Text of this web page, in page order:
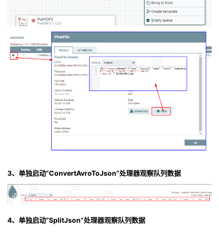
3、单独启动“ConvertAvroToJson”处理器观察队列数据
4、单独启动“SplitJson”处理器观察队列数据